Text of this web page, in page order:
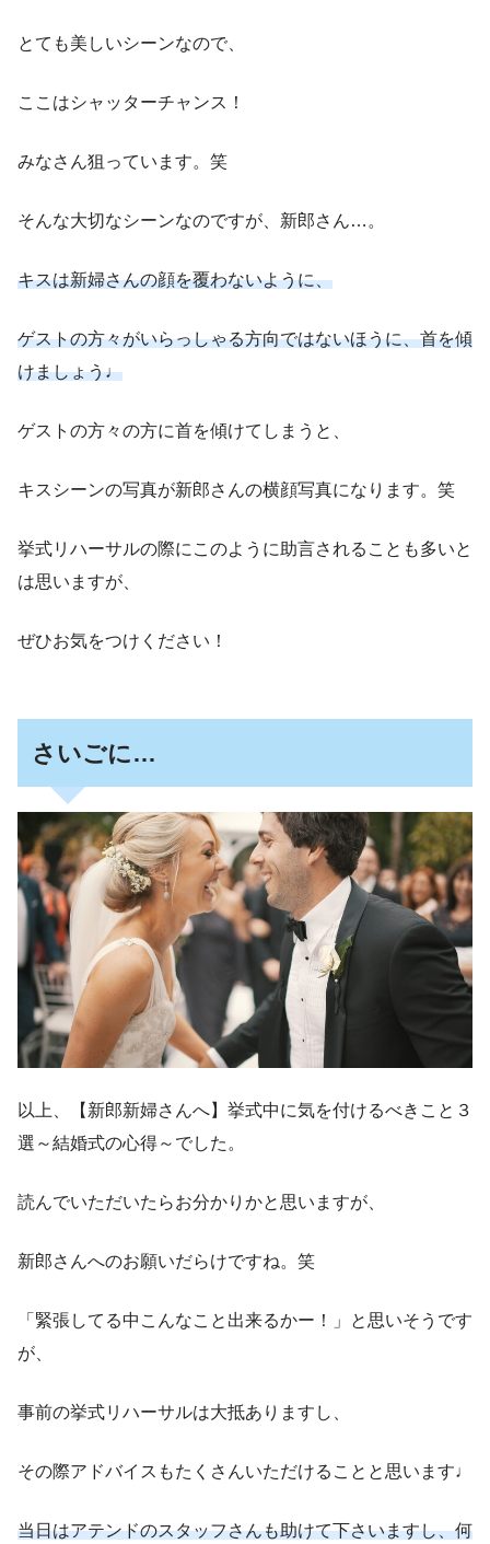
とても美しいシーンなので、
ここはシャッターチャンス！
みなさん狙っています。笑
そんな大切なシーンなのですが、新郎さん…。
キスは新婦さんの顔を覆わないように、
ゲストの方々がいらっしゃる方向ではないほうに、首を傾
けましょう♩
ゲストの方々の方に首を傾けてしまうと、
キスシーンの写真が新郎さんの横顔写真になります。笑
挙式リハーサルの際にこのように助言されることも多いと
は思いますが、
ぜひお気をつけください！
さいごに…
以上、【新郎新婦さんへ】挙式中に気を付けるべきこと３
選～結婚式の心得～でした。
読んでいただいたらお分かりかと思いますが、
新郎さんへのお願いだらけですね。笑
「緊張してる中こんなこと出来るかー！」と思いそうです
が、
事前の挙式リハーサルは大抵ありますし、
その際アドバイスもたくさんいただけることと思います♩
当日はアテンドのスタッフさんも助けて下さいますし、何